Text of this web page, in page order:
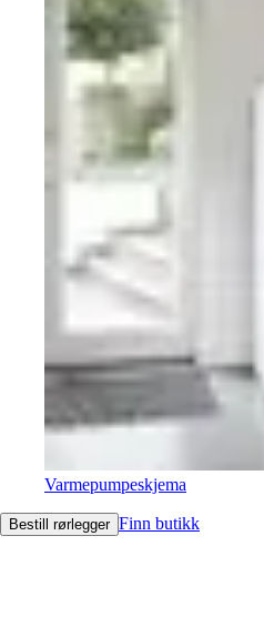
Varmepumpeskjema
Bestill rørlegger Finn butikk